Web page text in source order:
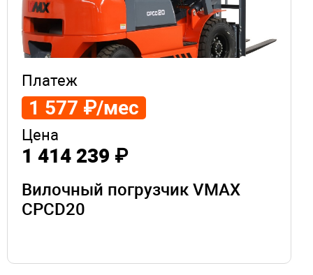
Платеж
1 577 ₽/мес
Цена
1 414 239 ₽
Вилочный погрузчик VMAX
CPCD20